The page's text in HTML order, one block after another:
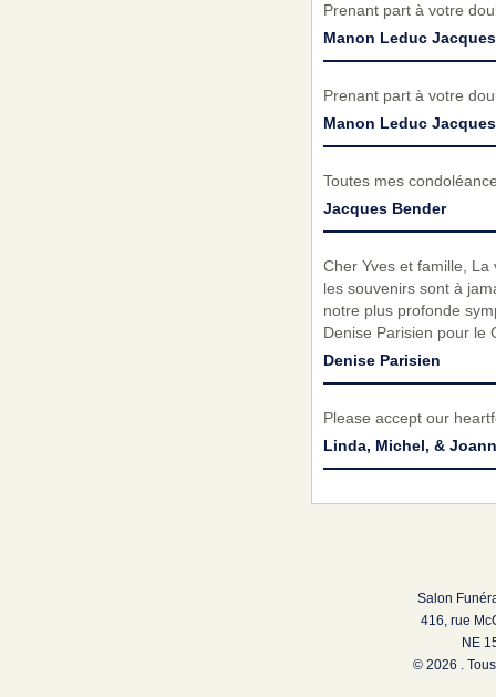
Prenant part à votre
Manon Leduc
Prenant part à votre
Manon Leduc
Toutes mes
Jacques Bender
Cher Yves et famille,
les souvenirs sont à
notre plus profonde
Denise Parisien pour le
Denise Parisien
Please accept our
Linda, Michel, &
Salon
416, rue
NE
© 2026 .